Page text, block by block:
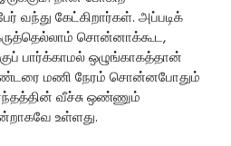
வந்து கேட்கிறார்கள். அப்படிக்
சொன்னாக்கூட,
பார்க்காமல் ஒழுங்காகத்தான்
மணி நேரம் சொன்னபோதும்
வீச்சு ஒண்ணும்
உள்ளது.